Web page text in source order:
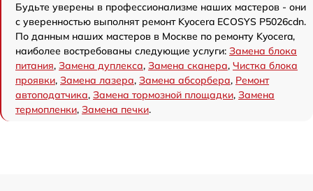
Будьте уверены в профессионализме наших мастеров - они
с уверенностью выполнят ремонт Kyocera ECOSYS P5026cdn.
По данным наших мастеров в Москве по ремонту Kyocera,
наиболее востребованы следующие услуги: Замена блока
питания, Замена дуплекса, Замена сканера, Чистка блока
проявки, Замена лазера, Замена абсорбера, Ремонт
автоподатчика, Замена тормозной площадки, Замена
термопленки, Замена печки.